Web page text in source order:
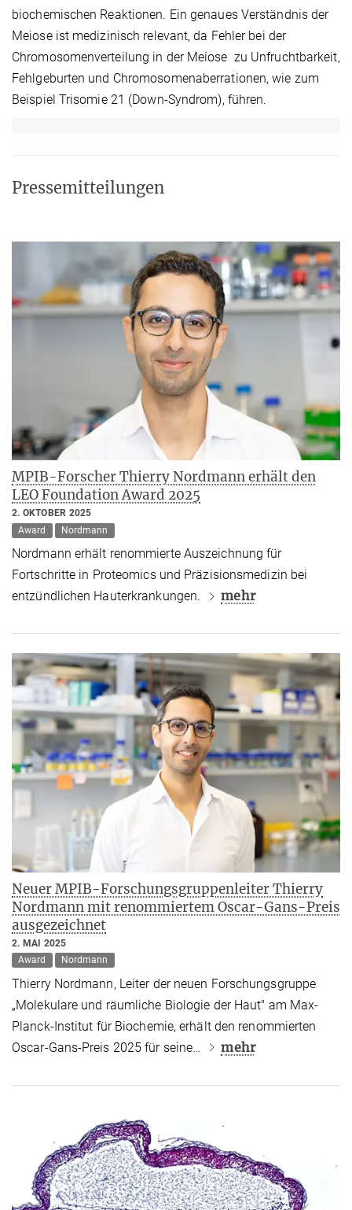
biochemischen Reaktionen. Ein genaues Verständnis der
Meiose ist medizinisch relevant, da Fehler bei der
Chromosomenverteilung in der Meiose zu Unfruchtbarkeit,
Fehlgeburten und Chromosomenaberrationen, wie zum
Beispiel Trisomie 21 (Down-Syndrom), führen.
Pressemitteilungen
MPIB-Forscher Thierry Nordmann erhält den
LEO Foundation Award 2025
2. OKTOBER 2025
Award
Nordmann
Nordmann erhält renommierte Auszeichnung für
Fortschritte in Proteomics und Präzisionsmedizin bei
entzündlichen Hauterkrankungen.
mehr
Neuer MPIB-Forschungsgruppenleiter Thierry
Nordmann mit renommiertem Oscar-Gans-Preis
ausgezeichnet
2. MAI 2025
Award
Nordmann
Thierry Nordmann, Leiter der neuen Forschungsgruppe
„Molekulare und räumliche Biologie der Haut" am Max-
Planck-Institut für Biochemie, erhält den renommierten
Oscar-Gans-Preis 2025 für seine…
mehr